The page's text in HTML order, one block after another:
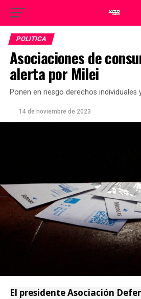
POLITICA
Asociaciones de
alerta por Milei
Ponen en riesgo derechos individuales
14 de noviembre de 2023
El presidente Asociación